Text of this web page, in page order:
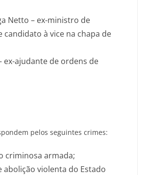
Netto – ex-ministro de
candidato à vice na chapa de
ex-ajudante de ordens de
pelos seguintes crimes:
criminosa armada;
abolição violenta do Estado